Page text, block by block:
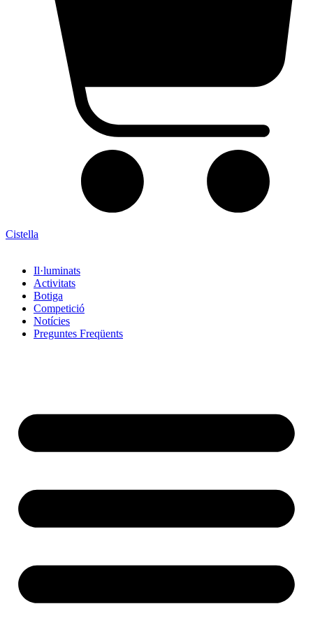
Cistella
Il·luminats
Activitats
Botiga
Competició
Notícies
Preguntes Freqüents